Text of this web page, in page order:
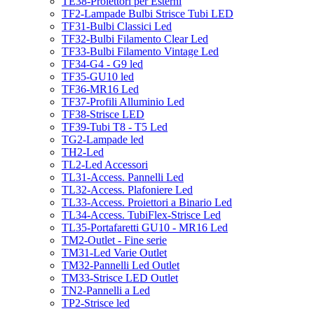
TF2-Lampade Bulbi Strisce Tubi LED
TF31-Bulbi Classici Led
TF32-Bulbi Filamento Clear Led
TF33-Bulbi Filamento Vintage Led
TF34-G4 - G9 led
TF35-GU10 led
TF36-MR16 Led
TF37-Profili Alluminio Led
TF38-Strisce LED
TF39-Tubi T8 - T5 Led
TG2-Lampade led
TH2-Led
TL2-Led Accessori
TL31-Access. Pannelli Led
TL32-Access. Plafoniere Led
TL33-Access. Proiettori a Binario Led
TL34-Access. TubiFlex-Strisce Led
TL35-Portafaretti GU10 - MR16 Led
TM2-Outlet - Fine serie
TM31-Led Varie Outlet
TM32-Pannelli Led Outlet
TM33-Strisce LED Outlet
TN2-Pannelli a Led
TP2-Strisce led